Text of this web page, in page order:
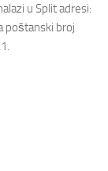
u Split adresi:
poštanski broj